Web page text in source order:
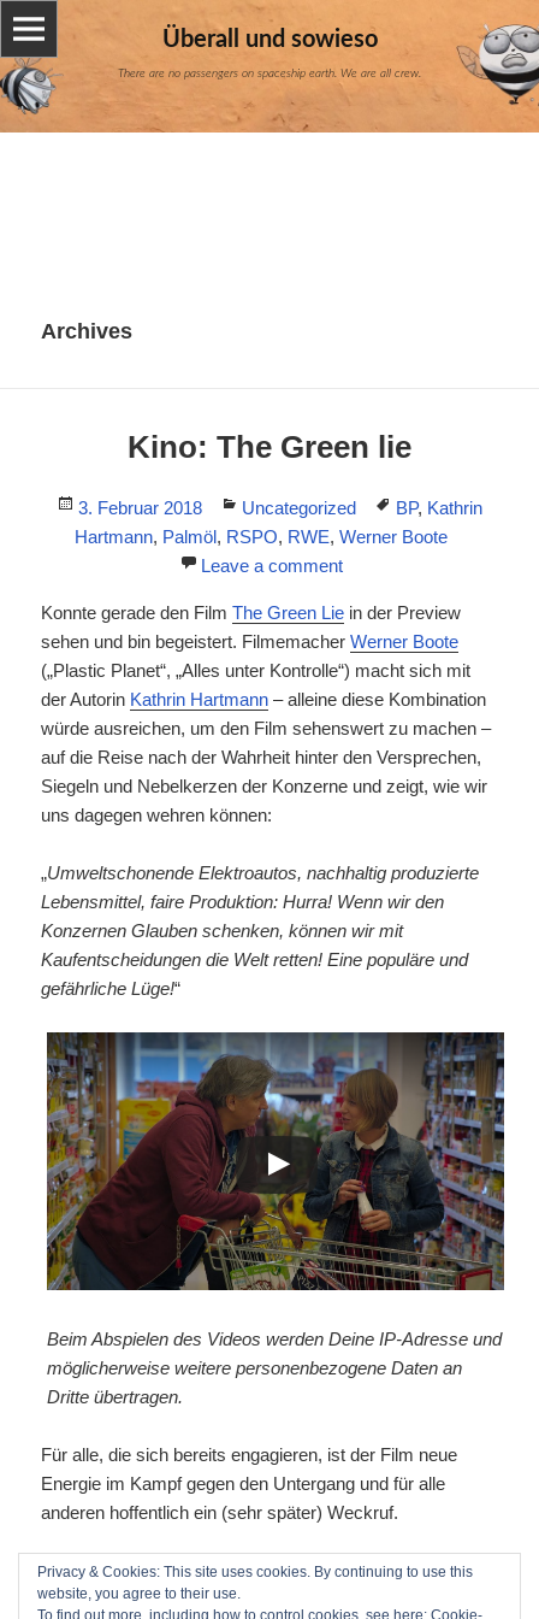
Überall und sowieso
There are no passengers on spaceship earth. We are all crew.
Archives
Kino: The Green lie
Posted
on
3. Februar 2018 Categories
Uncategorized Tags
BP, Kathrin
Hartmann, Palmöl, RSPO, RWE, Werner Boote
Leave a comment
Konnte gerade den FilmThe Green Lie in der Preview
sehen und bin begeistert. FilmemacherWerner Boote
(„Plastic Planet“, „Alles unter Kontrolle“) macht sich mit
der Autorin Kathrin Hartmann – alleine diese Kombination
würde ausreichen, um den Film sehenswert zu machen –
auf die Reise nach der Wahrheit hinter den Versprechen,
Siegeln und Nebelkerzen der Konzerne und zeigt, wie wir
uns dagegen wehren können:
„Umweltschonende Elektroautos, nachhaltig produzierte
Lebensmittel, faire Produktion: Hurra! Wenn wir den
Konzernen Glauben schenken, können wir mit
Kaufentscheidungen die Welt retten! Eine populäre und
gefährliche Lüge!“
Beim Abspielen des Videos werden Deine IP-Adresse und
möglicherweise weitere personenbezogene Daten an
Dritte übertragen.
Für alle, die sich bereits engagieren, ist der Film neue
Energie im Kampf gegen den Untergang und für alle
anderen hoffentlich ein (sehr später) Weckruf.
> zur Filmseite auf FB
Privacy & Cookies: This site uses cookies. By continuing to use this
website, you agree to their use.
To find out more, including how to control cookies, see here: Cookie-